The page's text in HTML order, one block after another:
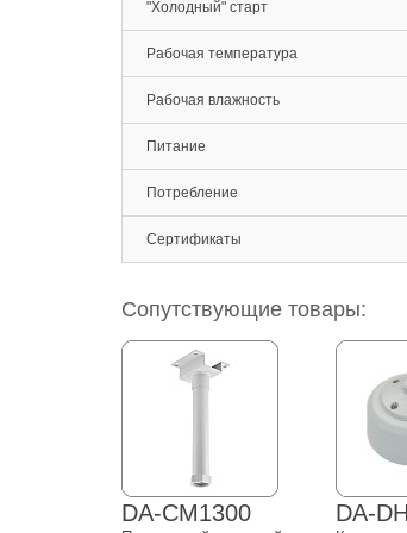
"Холодный" старт
Рабочая температура
Рабочая влажность
Питание
Потребление
Сертификаты
Сопутствующие товары:
DA-CM1300 DA-